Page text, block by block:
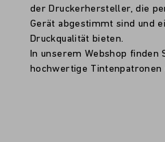
der Druckerhersteller, die
Gerät abgestimmt sind und
Druckqualität bieten.
In unserem Webshop finden
hochwertige